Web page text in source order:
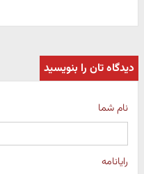
دیدگاه تان را بنویسید
نام شما
رایانامه